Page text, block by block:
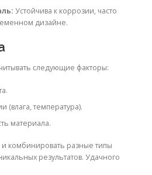
Устойчива к коррозии, часто
дизайне.
следующие факторы:
(влага, температура).
материала.
комбинировать разные типы
результатов. Удачного